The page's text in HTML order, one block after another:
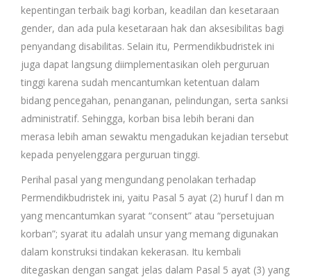
kepentingan terbaik bagi korban, keadilan dan kesetaraan
gender, dan ada pula kesetaraan hak dan aksesibilitas bagi
penyandang disabilitas. Selain itu, Permendikbudristek ini
juga dapat langsung diimplementasikan oleh perguruan
tinggi karena sudah mencantumkan ketentuan dalam
bidang pencegahan, penanganan, pelindungan, serta sanksi
administratif. Sehingga, korban bisa lebih berani dan
merasa lebih aman sewaktu mengadukan kejadian tersebut
kepada penyelenggara perguruan tinggi.
Perihal pasal yang mengundang penolakan terhadap
Permendikbudristek ini, yaitu Pasal 5 ayat (2) huruf l dan m
yang mencantumkan syarat “consent” atau “persetujuan
korban”; syarat itu adalah unsur yang memang digunakan
dalam konstruksi tindakan kekerasan. Itu kembali
ditegaskan dengan sangat jelas dalam Pasal 5 ayat (3) yang